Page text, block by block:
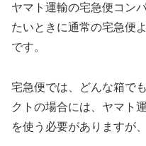
ヤマト運輸の宅急便コン
たいときに通常の宅急便
です。
宅急便では、どんな箱で
クトの場合には、ヤマト
を使う必要がありますが